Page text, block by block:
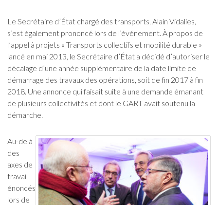
Le Secrétaire d’État chargé des transports, Alain Vidalies,
s’est également prononcé lors de l’événement. À propos de
l’appel à projets « Transports collectifs et mobilité durable »
lancé en mai 2013, le Secrétaire d’État a décidé d’autoriser le
décalage d’une année supplémentaire de la date limite de
démarrage des travaux des opérations, soit de fin 2017 à fin
2018. Une annonce qui faisait suite à une demande émanant
de plusieurs collectivités et dont le GART avait soutenu la
démarche.
Au-delà
des
axes de
travail
énoncés
lors de